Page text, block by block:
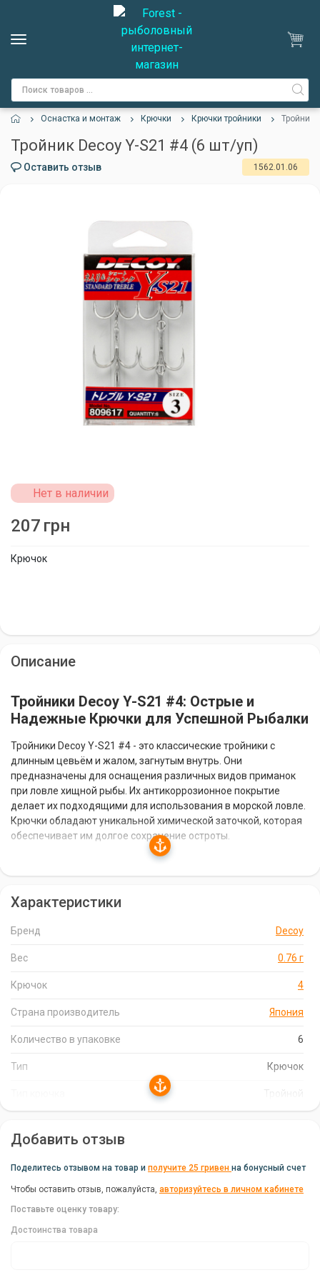
Оснастка и монтаж Крючки Крючки тройники Тройник
Тройник Decoy Y-S21 #4 (6 шт/уп)
Оставить отзыв 1562.01.06
Крючок
Нет в наличии
207 грн
Описание
Тройники Decoy Y-S21 #4: Острые и
Надежные Крючки для Успешной Рыбалки
Тройники Decoy Y-S21 #4 - это классические тройники с
длинным цевьём и жалом, загнутым внутрь. Они
предназначены для оснащения различных видов приманок
при ловле хищной рыбы. Их антикоррозионное покрытие
делает их подходящими для использования в морской ловле.
Крючки обладают уникальной химической заточкой, которая
обеспечивает им долгое сохранение остроты.
Особенности Тройников Decoy Y-S21 #4:
Классическая форма с длинным цевьём и жалом, загнутым
Подходят для оснащения всех типов приманок при ловле
хищной рыбы.
использовать их в морской ловле.
Уникальная химическая заточка обеспечивает долгое
Характеристики Тройников Decoy Y-S21 #4:
Страна производитель: Япония
Тип: Крючок
Количество в упаковке: 6 шт
Тип крючка: Тройной
Характеристики
Бренд Decoy
Вес 0.76 г
Крючок 4
Страна производитель Япония
Количество в упаковке 6
Тип Крючок
Добавить отзыв
Поделитесь отзывом на товар и получите 25 гривен на бонусный счет
Чтобы оставить отзыв, пожалуйста, авторизуйтесь в личном кабинете
Поставьте оценку товару:
Достоинства товара